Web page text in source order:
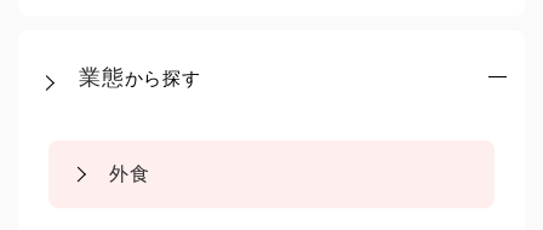
業態から探す
外食